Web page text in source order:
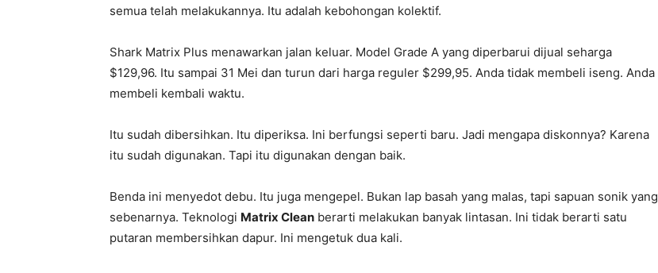
semua telah melakukannya. Itu adalah kebohongan kolektif.
Shark Matrix Plus menawarkan jalan keluar. Model Grade A yang diperbarui dijual seharga
$129,96. Itu sampai 31 Mei dan turun dari harga reguler $299,95. Anda tidak membeli iseng. Anda
membeli kembali waktu.
Itu sudah dibersihkan. Itu diperiksa. Ini berfungsi seperti baru. Jadi mengapa diskonnya? Karena
itu sudah digunakan. Tapi itu digunakan dengan baik.
Benda ini menyedot debu. Itu juga mengepel. Bukan lap basah yang malas, tapi sapuan sonik yang
sebenarnya. Teknologi Matrix Clean berarti melakukan banyak lintasan. Ini tidak berarti satu
putaran membersihkan dapur. Ini mengetuk dua kali.